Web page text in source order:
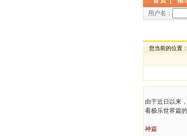
用户名：
您当前的位置：
由于近日以来
看极乐世界篇
神篇